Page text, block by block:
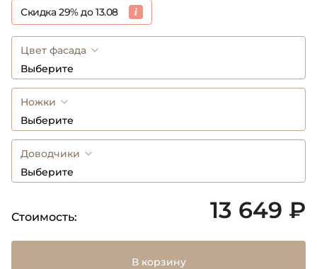
Скидка 29% до 13.08
Цвет фасада
Выберите
Ножки
Выберите
Доводчики
Выберите
Стоимость: 13 649 ₽
В корзину